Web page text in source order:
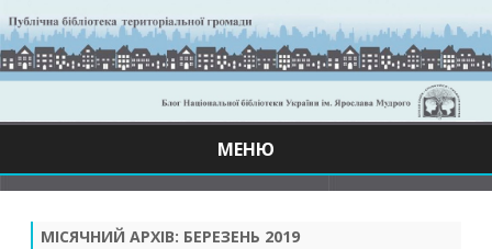
МЕНЮ
МІСЯЧНИЙ АРХІВ: БЕРЕЗЕНЬ 2019